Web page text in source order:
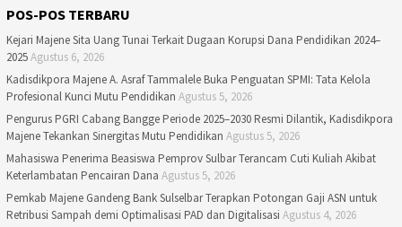
POS-POS TERBARU
Kejari Majene Sita Uang Tunai Terkait Dugaan Korupsi Dana Pendidikan 2024–
2025Agustus 6, 2026
Kadisdikpora Majene A. Asraf Tammalele Buka Penguatan SPMI: Tata Kelola
Profesional Kunci Mutu Pendidikan Agustus 5, 2026
Pengurus PGRI Cabang Bangge Periode 2025–2030 Resmi Dilantik, Kadisdikpora
Majene Tekankan Sinergitas Mutu Pendidikan Agustus 5, 2026
Mahasiswa Penerima Beasiswa Pemprov Sulbar Terancam Cuti Kuliah Akibat
Keterlambatan Pencairan Dana Agustus 5, 2026
Pemkab Majene Gandeng Bank Sulselbar Terapkan Potongan Gaji ASN untuk
Retribusi Sampah demi Optimalisasi PAD dan Digitalisasi Agustus 4, 2026